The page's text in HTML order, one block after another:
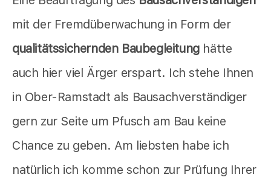
mit der Fremdüberwachung in Form der
qualitätssichernden Baubegleitunghätte
auch hier viel Ärger erspart. Ich stehe Ihnen
in Ober-Ramstadt als Bausachverständiger
gern zur Seite um Pfusch am Bau keine
Chance zu geben. Am liebsten habe ich
natürlich ich komme schon zur Prüfung Ihrer